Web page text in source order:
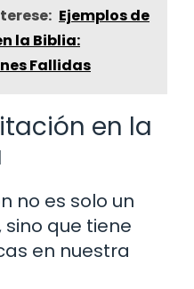
Ejemplos de
la Biblia:
Fallidas
en la
no es solo un
que tiene
en nuestra